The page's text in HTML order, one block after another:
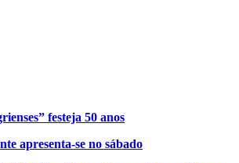
festeja 50 anos
apresenta-se no sábado